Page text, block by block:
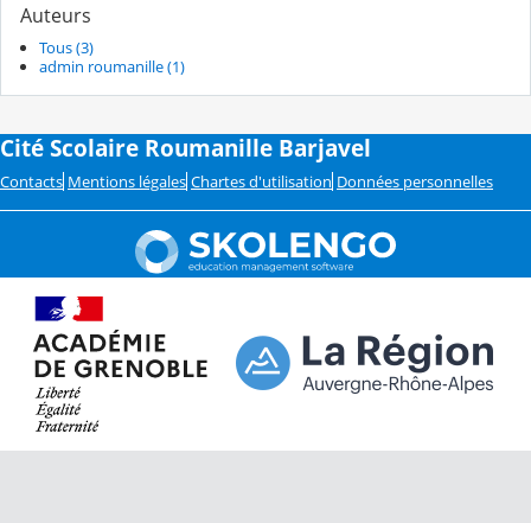
Auteurs
Tous (3)
admin roumanille (1)
Cité Scolaire Roumanille Barjavel
Contacts Mentions légales Chartes d'utilisation Données personnelles